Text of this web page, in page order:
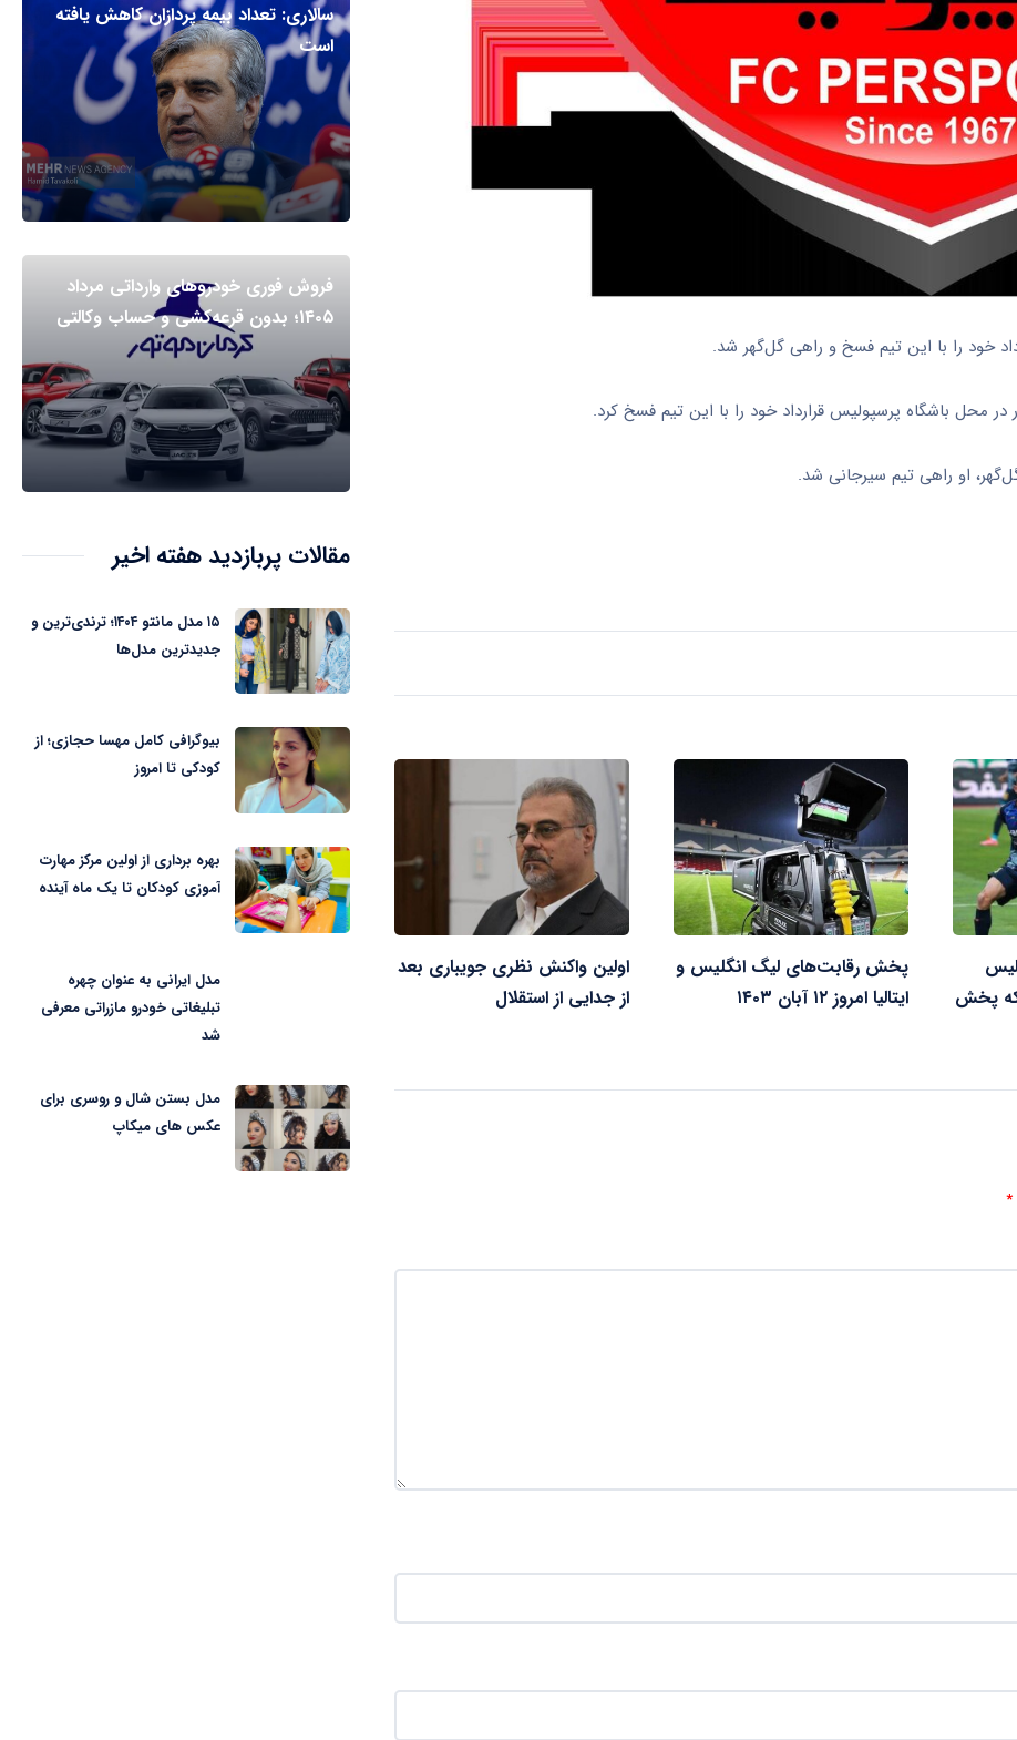
خود را با این تیم فسخ و راهی گل‌گهر شد.
محل باشگاه پرسپولیس قرارداد خود را با این تیم فسخ کرد.
او راهی تیم سیرجانی شد.
پخش
پخش رقابت‌های لیگ انگلیس و
ایتالیا امروز ۱۲ آبان ۱۴۰۳
اولین واکنش نظری جویباری بعد
از جدایی از استقلال
*
سالاری: تعداد بیمه پردازان کاهش یافته
است
فروش فوری خودروهای وارداتی مرداد
۱۴۰۵؛ بدون قرعه‌کشی و حساب وکالتی
مقالات پربازدید هفته اخیر
۱۵ مدل مانتو ۱۴۰۴؛ ترندی‌ترین و
جدیدترین مدل‌ها
بیوگرافی کامل مهسا حجازی؛ از
کودکی تا امروز
بهره برداری از اولین مرکز مهارت
آموزی کودکان تا یک ماه آینده
مدل ایرانی به عنوان چهره
تبلیغاتی خودرو مازراتی معرفی
شد
مدل بستن شال و روسری برای
عکس های میکاپ